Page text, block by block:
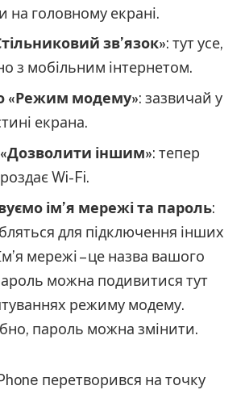
на головному екрані.
зв’язок»: тут усе,
з мобільним інтернетом.
«Режим модему»: зазвичай у
екрана.
іншим»: тепер
Wi-Fi.
ім’я мережі та пароль:
для підключення інших
мережі – це назва вашого
можна подивитися тут
режиму модему.
пароль можна змінити.
перетворився на точку